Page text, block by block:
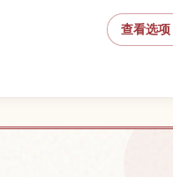
查看选项